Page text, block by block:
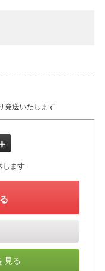
発送いたします
します
見る